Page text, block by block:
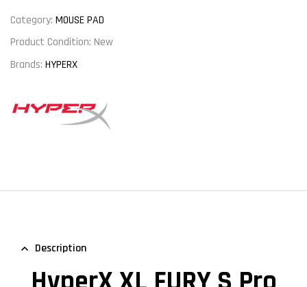
Category: MOUSE PAD
Product Condition: New
Brands: HYPERX
Description